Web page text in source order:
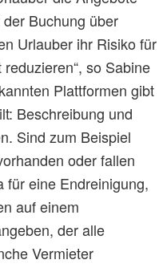
Buchung über
Urlauber ihr Risiko für
so Sabine
Plattformen gibt
Beschreibung und
Sind zum Beispiel
oder fallen
für eine Endreinigung,
auf einem
der alle
Vermieter